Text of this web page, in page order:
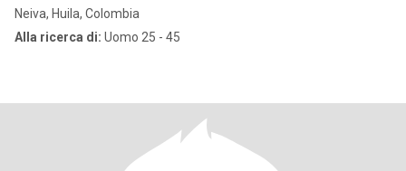
Neiva, Huila, Colombia
Alla ricerca di: Uomo 25 - 45